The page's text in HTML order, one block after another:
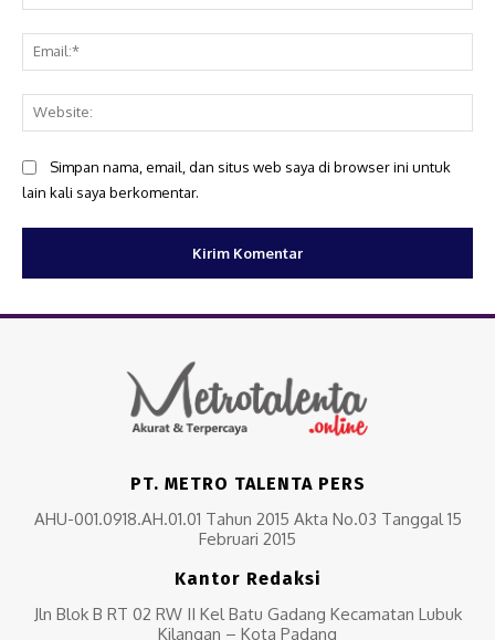
Simpan nama, email, dan situs web saya di browser ini untuk
lain kali saya berkomentar.
PT. METRO TALENTA PERS
AHU-001.0918.AH.01.01 Tahun 2015 Akta No.03 Tanggal 15
Februari 2015
Kantor Redaksi
Jln Blok B RT 02 RW II Kel Batu Gadang Kecamatan Lubuk
Kilangan – Kota Padang